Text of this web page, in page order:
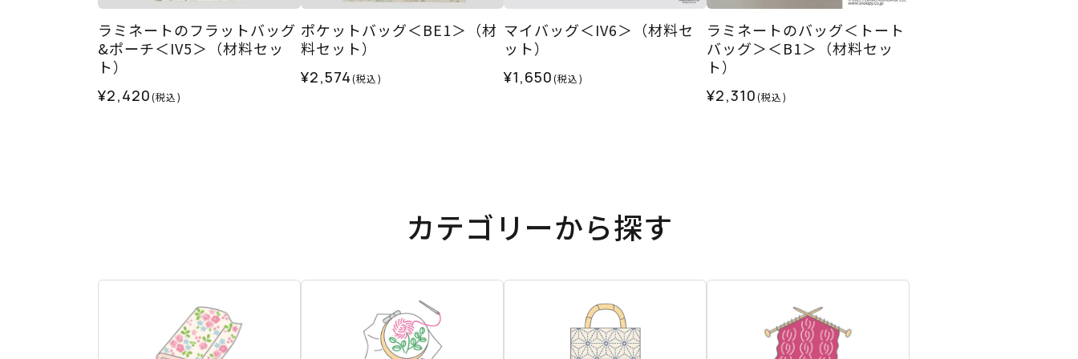
ラミネートのフラットバッグ
&ポーチ＜IV5＞（材料セッ
ト）
¥2,420(税込)
ポケットバッグ＜BE1＞（材
料セット）
¥2,574(税込)
マイバッグ＜IV6＞（材料セ
ット）
¥1,650(税込)
ラミネートのバッグ＜トート
バッグ＞＜B1＞（材料セッ
ト）
¥2,310(税込)
カテゴリーから探す